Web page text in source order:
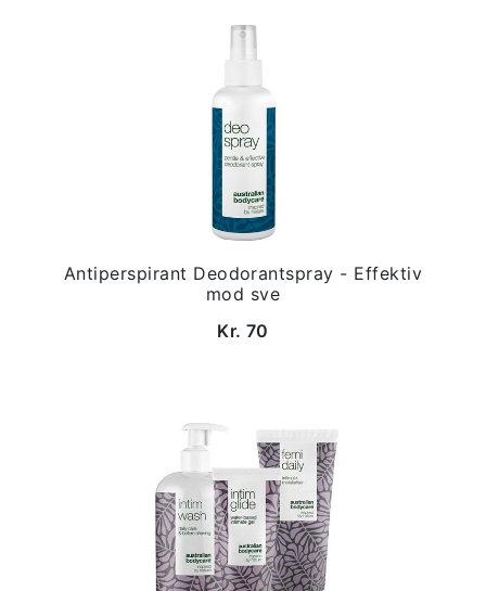
Antiperspirant Deodorantspray - Effektiv
mod sve
Kr. 70